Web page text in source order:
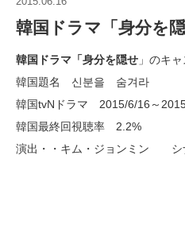
韓国ドラマ「身分を
韓国ドラマ「身分を隠せ 」のキ
韓国題名 신분을 숨겨라
韓国tvNドラマ 2015/6/16～
韓国最終回視聴率 2.2%
演出・・キム・ジョンミン シ